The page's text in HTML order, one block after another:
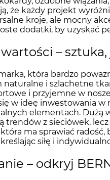
że każdy projekt
kroje, ale mocny
dodatki, by uzyskać
–
która bardzo
i szlachetne
i przyjemne w
w ideę inwestowania w
elementach. Dużą
trendów z sieciówek,
ma sprawiać
siłę i
– odkryj